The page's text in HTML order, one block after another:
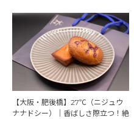
【大阪・肥後橋】27℃（ニジュウ
ナナドシー）｜香ばしさ際立つ！絶